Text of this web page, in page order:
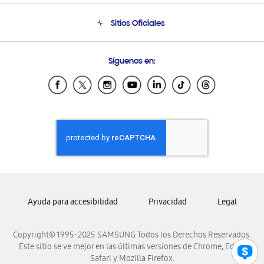
Condiciones de Compra
Soporte vía eMail
Sitios Oficiales
Samsung Ecuador
Samsung El Salvador
Samsung Honduras
Samsung Nicaragua
Samsung Panamá
Samsung Venezuela
Síguenos en:
Copyright© 1995-2025 SAMSUNG Todos los Derechos Reservados.
Este sitio se ve mejor en las últimas versiones de Chrome, Edge,
Safari y Mozilla Firefox.
Ayuda para accesibilidad Privacidad Legal